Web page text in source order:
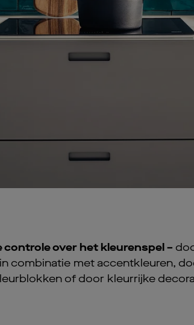
controle over het kleurenspel –
combinatie met accentkleuren,
of door kleurrijke